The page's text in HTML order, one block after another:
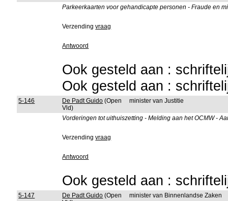
Parkeerkaarten voor gehandicapte personen - Fraude en
Verzendingvraag
Antwoord
Ook gesteld aan :
Ook gesteld aan :
5-146 De Padt Guido (Open
Vld)
minister van Justitie
Vorderingen tot uithuiszetting - Melding aan het OCMW -
Verzendingvraag
Antwoord
Ook gesteld aan :
5-147 De Padt Guido (Open
minister van Binnenlandse Zaken